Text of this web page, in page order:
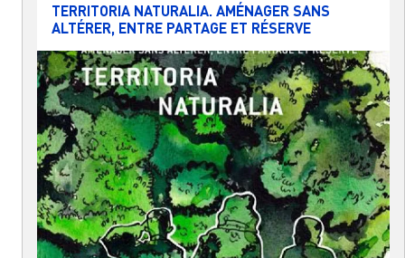
TERRITORIA NATURALIA. AMÉNAGER SANS
ALTÉRER, ENTRE PARTAGE ET RÉSERVE